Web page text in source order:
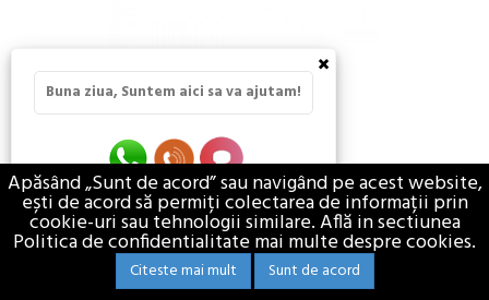
BUIANDRUG
pret de la 30,50 lei / buc
TVA Inclus
CONSTRUCTII ZIDARIE SI PLANSEE
Apăsând „Sunt de acord” sau navigând pe acest website,
ești de acord să permiți colectarea de informații prin
cookie-uri sau tehnologii similare. Află in sectiunea
Politica de confidentialitate mai multe despre cookies.
Citeste mai mult Sunt de acord
×
Buna ziua, Suntem aici sa va ajutam!